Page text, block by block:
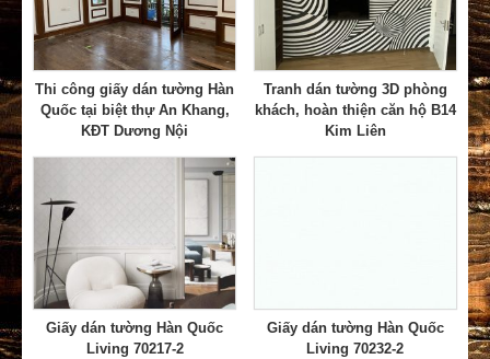
Thi công giấy dán tường Hàn
Quốc tại biệt thự An Khang,
KĐT Dương Nội
Tranh dán tường 3D phòng
khách, hoàn thiện căn hộ B14
Kim Liên
Giấy dán tường Hàn Quốc
Living 70217-2
Giấy dán tường Hàn Quốc
Living 70232-2